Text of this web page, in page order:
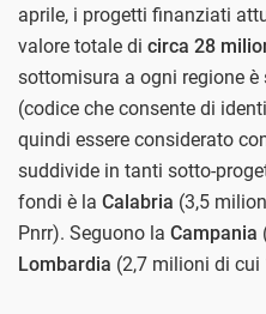
aprile, i progetti finanziati
valore totale di circa 28
sottomisura a ogni regione
(codice che consente di
quindi essere considerato
suddivide in tanti sotto-
fondi è la Calabria (3,5
Pnrr). Seguono la Campania
Lombardia (2,7 milioni di cui